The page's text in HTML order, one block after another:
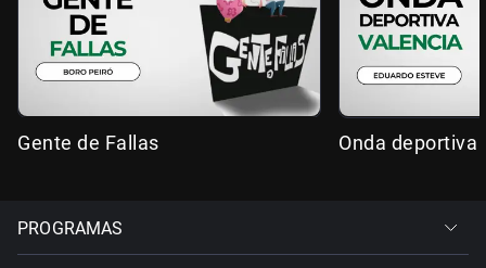
Gente de Fallas Onda deportiva
PROGRAMAS